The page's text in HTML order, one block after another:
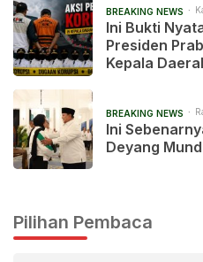
BREAKING NEWS
Ini Bukti
Presiden
Kepala
BREAKING NEWS
Ini
Deyang
Pilihan Pembaca